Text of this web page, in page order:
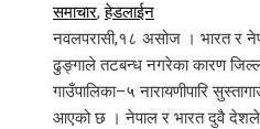
समाचार,हेडलाईन
नवलपरासी,१८ असोज । भारत र
ढुङ्गाले तटबन्ध नगरेका कारण
गाउँपालिका–५ नारायणीपारि
आएको छ । नेपाल र भारत दुवै देशले